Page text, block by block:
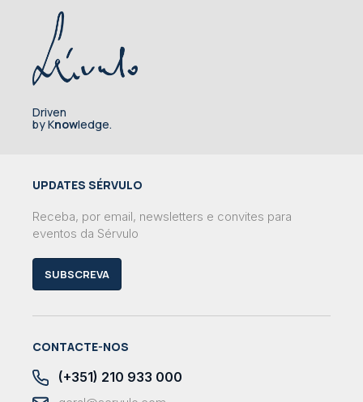
Driven
by Knowledge.
UPDATES SÉRVULO
Receba, por email, newsletters e convites para
eventos da Sérvulo
SUBSCREVA
CONTACTE-NOS
(+351) 210 933 000